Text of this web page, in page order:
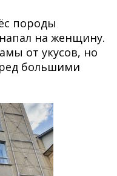
породы
на женщину.
от укусов, но
большими